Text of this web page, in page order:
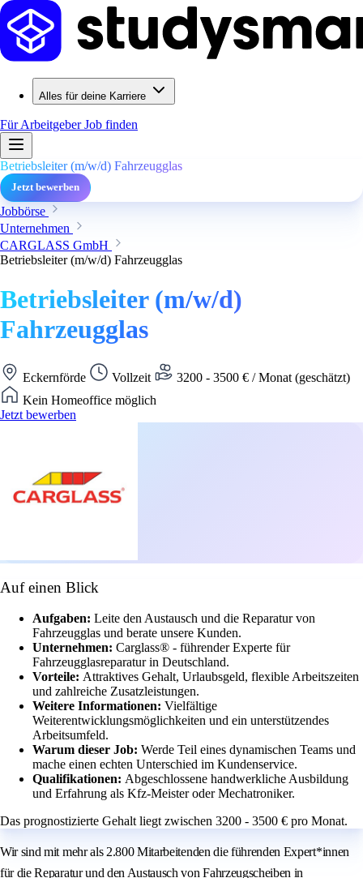
Alles für deine Karriere
Für ArbeitgeberJob finden
Betriebsleiter (m/w/d) Fahrzeugglas
Jetzt bewerben
Jobbörse
Unternehmen
CARGLASS GmbH
Betriebsleiter (m/w/d) Fahrzeugglas
Betriebsleiter (m/w/d)
Fahrzeugglas
Eckernförde Vollzeit
3200 - 3500 € / Monat (geschätzt)
Kein Homeoffice möglich
Jetzt bewerben
Auf einen Blick
Aufgaben: Leite den Austausch und die Reparatur von
Fahrzeugglas und berate unsere Kunden.
Unternehmen: Carglass® - führender Experte für
Fahrzeugglasreparatur in Deutschland.
Vorteile: Attraktives Gehalt, Urlaubsgeld, flexible Arbeitszeiten
und zahlreiche Zusatzleistungen.
Weitere Informationen: Vielfältige
Weiterentwicklungsmöglichkeiten und ein unterstützendes
Arbeitsumfeld.
Warum dieser Job: Werde Teil eines dynamischen Teams und
mache einen echten Unterschied im Kundenservice.
Qualifikationen: Abgeschlossene handwerkliche Ausbildung
und Erfahrung als Kfz-Meister oder Mechatroniker.
Das prognostizierte Gehalt liegt zwischen 3200 - 3500 € pro Monat.
Wir sind mit mehr als 2.800 Mitarbeitenden die führenden Expert*innen
für die Reparatur und den Austausch von Fahrzeugscheiben in